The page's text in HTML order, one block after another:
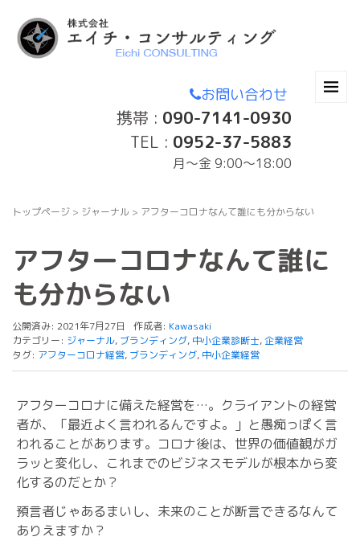
お問い合わせ
携帯 : 090-7141-0930
TEL : 0952-37-5883
月〜金 9:00～18:00
トップページ > ジャーナル > アフターコロナなんて誰にも分からない
アフターコロナなんて誰に
も分からない
公開済み: 2021年7月27日 作成者: Kawasaki
カテゴリー: ジャーナル, ブランディング, 中小企業診断士,企業経営
タグ: アフターコロナ経営, ブランディング, 中小企業経営
アフターコロナに備えた経営を…。クライアントの経営
者が、「最近よく言われるんですよ。」と愚痴っぽく言
われることがあります。コロナ後は、世界の価値観がガ
ラッと変化し、これまでのビジネスモデルが根本から変
化するのだとか？
預言者じゃあるまいし、未来のことが断言できるなんて
ありえますか？